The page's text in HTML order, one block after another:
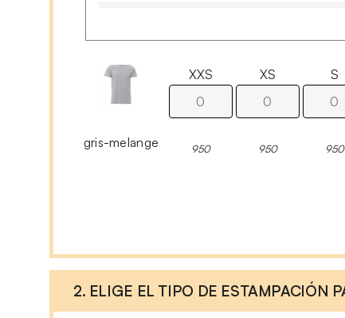
gris-melange
XXS
950
XS
950
S
950
2. ELIGE EL TIPO DE ESTAMPACIÓN